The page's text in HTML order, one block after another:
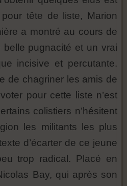
tête de liste, Marion
a montré au cours de
pugnacité et un vrai
incisive et percutante.
de chagriner les amis de
pour cette liste n’est
colistiers n’hésitent
les militants les plus
d’écarter de ce jeune
trop radical. Placé en
Bay, qui après son